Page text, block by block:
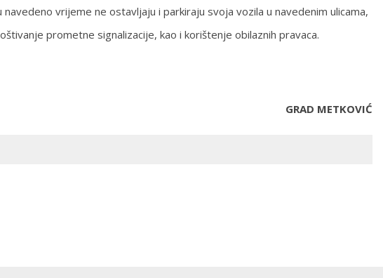
vrijeme ne ostavljaju i parkiraju svoja vozila u navedenim ulicama,
prometne signalizacije, kao i korištenje obilaznih pravaca.
GRAD METKOVIĆ